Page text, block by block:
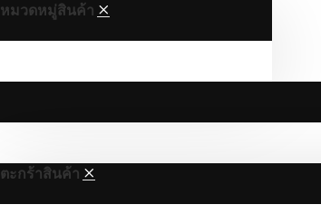
หมวดหมู่สินค้า
ตะกร้าสินค้า